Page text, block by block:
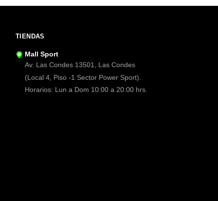
TIENDAS
Mall Sport
Av. Las Condes 13501, Las Condes
(Local 4, Piso -1 Sector Power Sport).
Horarios: Lun a Dom 10:00 a 20:00 hrs.